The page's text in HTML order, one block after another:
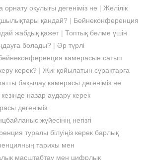
орнату оқулығы дегеніміз не | Желілік
қандай? | Бейнеконференция
жабдық қажет | Топтық бөлме үшін
болады? | Әр түрлі
камерасын сатып
керек? | Жиі қойылатын сұрақтарға
бақылау камерасы дегеніміз не
назар аудару керек
дегеніміз
жүйесінің негізгі
туралы білуіңіз керек барлық
тарихы мен
масштабтау мен цифрлық